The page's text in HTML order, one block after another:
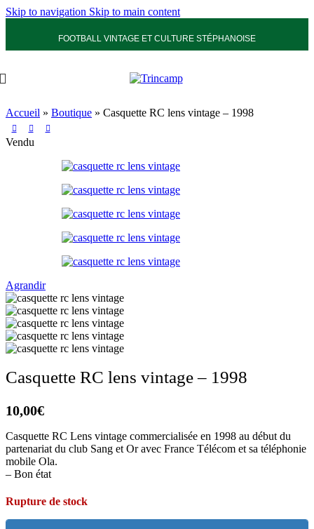
Skip to navigation Skip to main content
FOOTBALL VINTAGE ET CULTURE STÉPHANOISE
Accueil » Boutique » Casquette RC lens vintage – 1998
Vendu
Agrandir
Casquette RC lens vintage – 1998
10,00€
Casquette RC Lens vintage commercialisée en 1998 au début du
partenariat du club Sang et Or avec France Télécom et sa téléphonie
mobile Ola.
– Bon état
Rupture de stock